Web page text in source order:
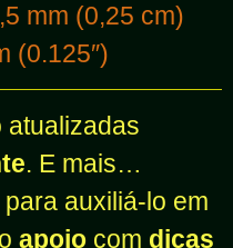
mm (0,25 cm)
(0.125″)
atualizadas
. E mais…
para auxiliá-lo em
apoio com dicas